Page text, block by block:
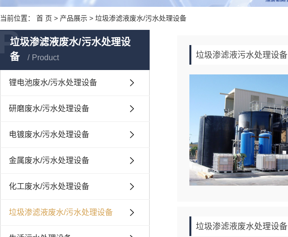
当前位置： 首 页 > 产品展示 > 垃圾渗滤液废水/污水处理设备
垃圾渗滤液废水/污水处理设
备
Product
锂电池废水/污水处理设备
研磨废水/污水处理设备
电镀废水/污水处理设备
金属废水/污水处理设备
化工废水/污水处理设备
垃圾渗滤液废水/污水处理设备
垃圾渗滤液污水处理设备
垃圾渗滤液废水处理设备